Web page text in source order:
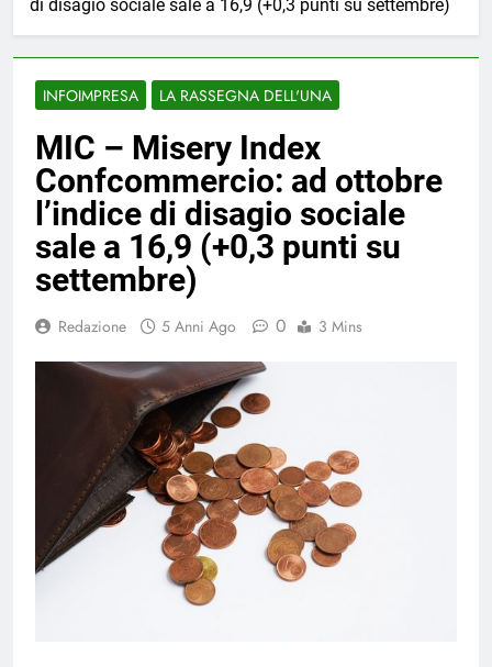
di disagio sociale sale a 16,9 (+0,3 punti su settembre)
INFOIMPRESA LA RASSEGNA DELL'UNA
MIC – Misery Index
Confcommercio: ad ottobre
l’indice di disagio sociale
sale a 16,9 (+0,3 punti su
settembre)
Redazione 5 Anni Ago 0 3 Mins